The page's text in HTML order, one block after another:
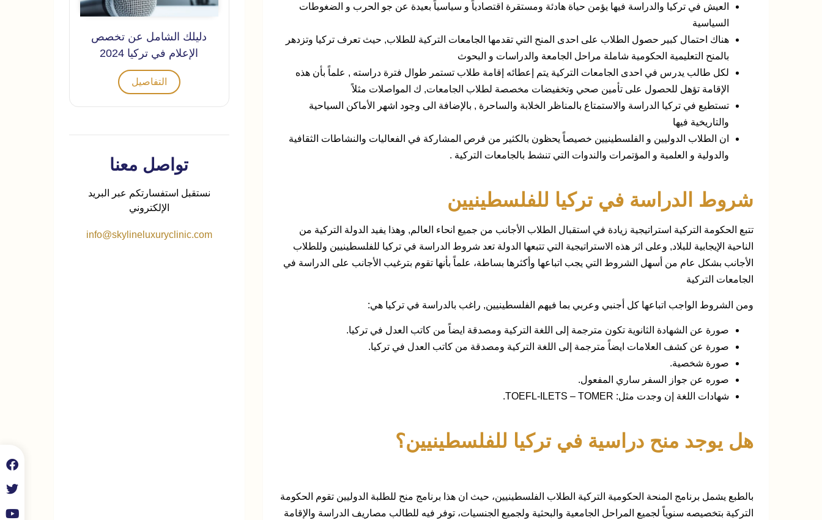
العيش في تركيا والدراسة فيها يؤمن حياة هادئة ومستقرة اقتصادياً و سياسياً بعيدة عن جو الحرب و الضغوطات
السياسية
هناك احتمال كبير حصول الطلاب على احدى المنح التي تقدمها الجامعات التركية للطلاب, حيث تعرف تركيا وتزدهر
بالمنح التعليمية الحكومية شاملة مراحل الجامعة والدراسات و البحوث
لكل طالب يدرس في احدى الجامعات التركية يتم إعطائه إقامة طلاب تستمر طوال فترة دراسته , علماً بأن هذه
الإقامة تؤهل للحصول على تأمين صحي وتخفيضات مخصصة لطلاب الجامعات, ك المواصلات مثلاً
تستطيع في تركيا الدراسة والاستمتاع بالمناظر الخلابة والساحرة , بالإضافة الى وجود اشهر الأماكن السياحية
والتاريخية فيها
ان الطلاب الدوليين و الفلسطينيين خصيصاً يحظون بالكثير من فرص المشاركة في الفعاليات والنشاطات الثقافية
والدولية و العلمية و المؤتمرات والندوات التي تنشط بالجامعات التركية .
شروط الدراسة في تركيا للفلسطينيين
تتبع الحكومة التركية استراتيجية زيادة في استقبال الطلاب الأجانب من جميع انحاء العالم, وهذا يفيد الدولة التركية من
الناحية الإيجابية للبلاد, وعلى اثر هذه الاستراتيجية التي تتبعها الدولة تعد شروط الدراسة في تركيا للفلسطينيين وللطلاب
الأجانب بشكل عام من أسهل الشروط التي يجب اتباعها وأكثرها بساطة، علماً بأنها تقوم بترغيب الأجانب على الدراسة في
الجامعات التركية
ومن الشروط الواجب اتباعها كل أجنبي وعربي بما فيهم الفلسطينيين, راغب بالدراسة في تركيا هي:
صورة عن الشهادة الثانوية تكون مترجمة إلى اللغة التركية ومصدقة ايضاً من كاتب العدل في تركيا.
صورة عن كشف العلامات ايضاً مترجمة إلى اللغة التركية ومصدقة من كاتب العدل في تركيا.
صورة شخصية.
صوره عن جواز السفر ساري المفعول.
شهادات اللغة إن وجدت مثل: TOEFL-ILETS – TOMER.
هل يوجد منح دراسية في تركيا للفلسطينيين؟
بالطبع يشمل برنامج المنحة الحكومية التركية الطلاب الفلسطينيين، حيث ان هذا برنامج منح للطلبة الدوليين تقوم الحكومة
التركية بتخصيصه سنوياً لجميع المراحل الجامعية والبحثية ولجميع الجنسيات، توفر فيه للطالب مصاريف الدراسة والإقامة
دليلك الشامل عن تخصص
الإعلام في تركيا 2024
التفاصيل
تواصل معنا
نستقبل استفسارتكم عبر البريد
الإلكتروني
info@skylineluxuryclinic.com